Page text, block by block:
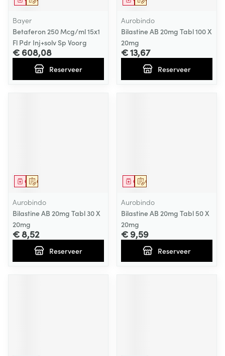
Bayer
Betaferon 250 Mcg/ml 15x1
Fl Pdr Inj+solv Sp Voorg
€ 608,08
Reserveer
Aurobindo
Bilastine AB 20mg Tabl 100 X
20mg
€ 13,67
Reserveer
Op voorschrift
Geneesmiddel
Aurobindo
Bilastine AB 20mg Tabl 30 X
20mg
€ 8,52
Reserveer
Op voorschrift
Geneesmiddel
Aurobindo
Bilastine AB 20mg Tabl 50 X
20mg
€ 9,59
Reserveer